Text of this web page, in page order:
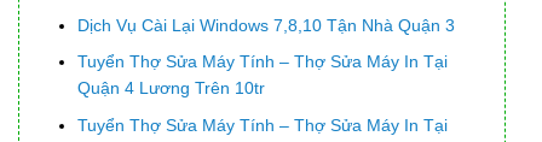
Dịch Vụ Cài Lại Windows 7,8,10 Tận Nhà Quận 3
Tuyển Thợ Sửa Máy Tính – Thợ Sửa Máy In Tại
Quận 4 Lương Trên 10tr
Tuyển Thợ Sửa Máy Tính – Thợ Sửa Máy In Tại